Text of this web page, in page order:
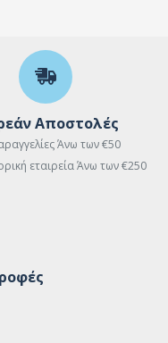
Αποστολές
Άνω των €50
εταιρεία Άνω των €250